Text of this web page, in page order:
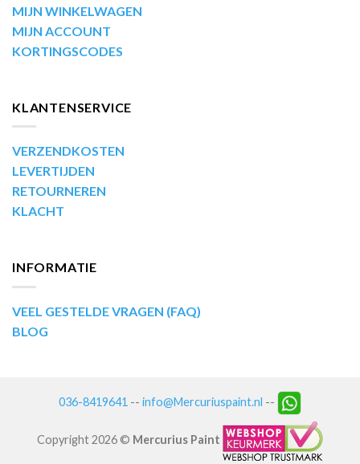
MIJN WINKELWAGEN
MIJN ACCOUNT
KORTINGSCODES
KLANTENSERVICE
VERZENDKOSTEN
LEVERTIJDEN
RETOURNEREN
KLACHT
INFORMATIE
VEEL GESTELDE VRAGEN (FAQ)
BLOG
036-8419641 -- info@Mercuriuspaint.nl --
Copyright 2026 © Mercurius Paint